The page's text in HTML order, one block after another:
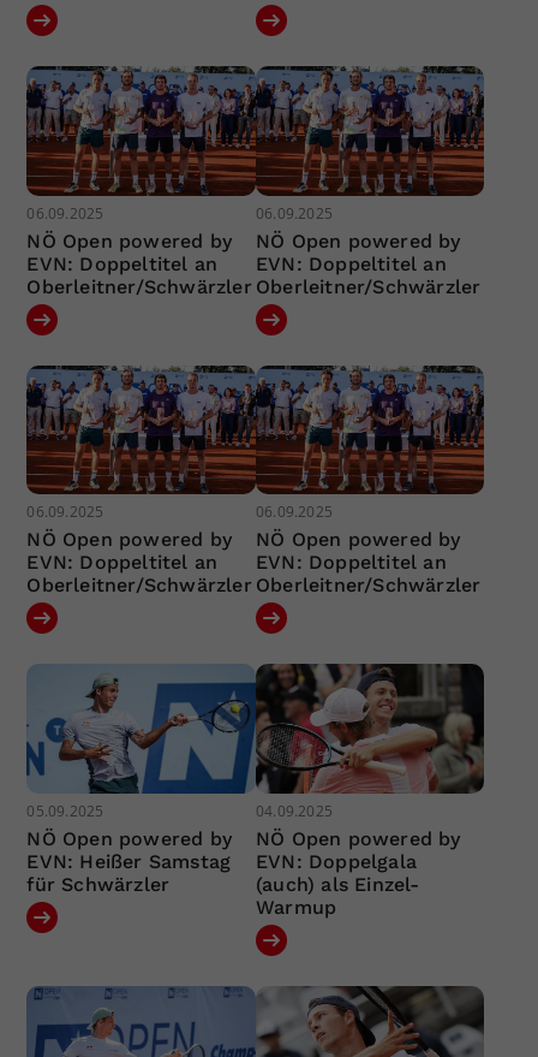
06.09.2025
NÖ Open powered by
EVN: Doppeltitel an
Oberleitner/Schwärzler
06.09.2025
NÖ Open powered by
EVN: Doppeltitel an
Oberleitner/Schwärzler
06.09.2025
NÖ Open powered by
EVN: Doppeltitel an
Oberleitner/Schwärzler
06.09.2025
NÖ Open powered by
EVN: Doppeltitel an
Oberleitner/Schwärzler
05.09.2025
NÖ Open powered by
EVN: Heißer Samstag
für Schwärzler
04.09.2025
NÖ Open powered by
EVN: Doppelgala
(auch) als Einzel-
Warmup